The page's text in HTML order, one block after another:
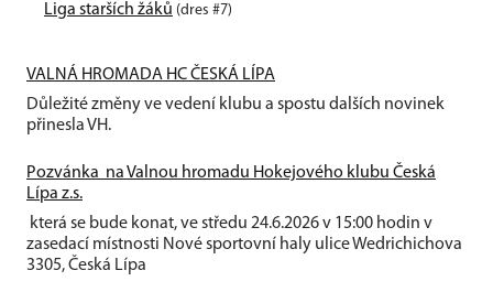
Liga starších žáků (dres #7)
VALNÁ HROMADA HC ČESKÁ LÍPA
Důležité změny ve vedení klubu a spostu dalších novinek
přinesla VH.
Pozvánka na Valnou hromadu Hokejového klubu Česká
Lípa z.s.
která se bude konat, ve středu 24.6.2026 v 15:00 hodin v
zasedací místnosti Nové sportovní haly ulice Wedrichichova
3305, Česká Lípa